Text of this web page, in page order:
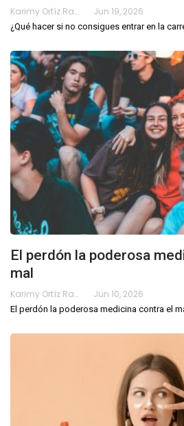
Karimy Ortíz Ramos Jun 19, 2026
¿Qué hacer si no consigues entrar en la
El perdón la poderosa
mal
Karimy Ortíz Ramos Jun 10, 2026
El perdón la poderosa medicina contra el